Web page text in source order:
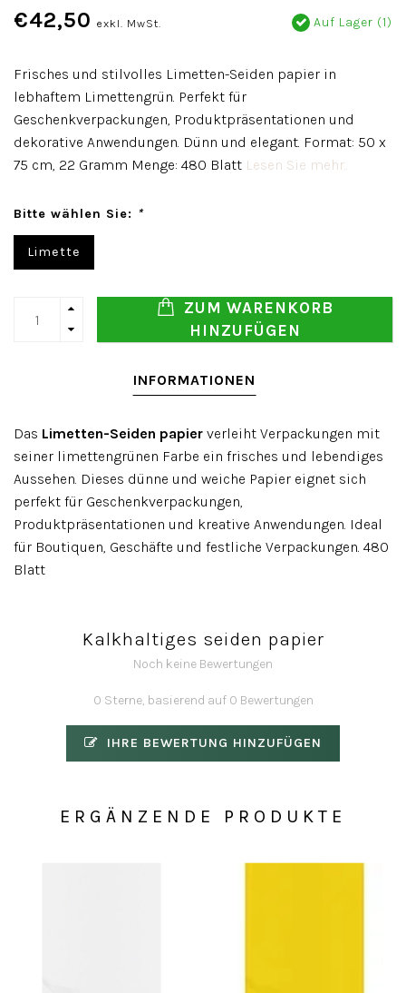
€42,50 exkl. MwSt. Auf Lager (1)
Frisches und stilvolles Limetten-Seiden papier in
lebhaftem Limettengrün. Perfekt für
Geschenkverpackungen, Produktpräsentationen und
dekorative Anwendungen. Dünn und elegant. Format: 50 x
75 cm, 22 Gramm Menge: 480 Blatt Lesen Sie mehr..
Bitte wählen Sie: *
Limette
ZUM WARENKORB
HINZUFÜGEN
INFORMATIONEN
Das Limetten-Seiden papier verleiht Verpackungen mit
seiner limettengrünen Farbe ein frisches und lebendiges
Aussehen. Dieses dünne und weiche Papier eignet sich
perfekt für Geschenkverpackungen,
Produktpräsentationen und kreative Anwendungen. Ideal
für Boutiquen, Geschäfte und festliche Verpackungen. 480
Blatt
Kalkhaltiges seiden papier
Noch keine Bewertungen
0 Sterne, basierend auf 0 Bewertungen
IHRE BEWERTUNG HINZUFÜGEN
ERGÄNZENDE PRODUKTE